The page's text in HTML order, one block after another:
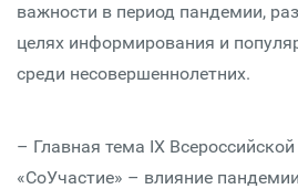
важности в период пандемии,
целях информирования и
среди несовершеннолетних.
– Главная тема IX
«СоУчастие» – влияние